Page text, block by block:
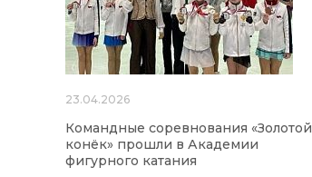
23.04.2026
Командные соревнования «Золотой
конёк» прошли в Академии
фигурного катания